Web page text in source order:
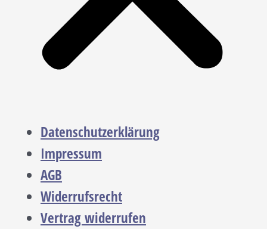
Datenschutzerklärung
Impressum
AGB
Widerrufsrecht
Vertrag widerrufen